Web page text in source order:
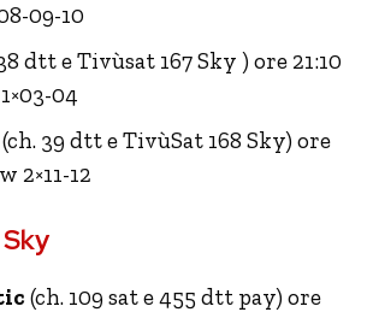
09-10
dtt e Tivùsat 167 Sky ) ore 21:10
04
(ch. 39 dtt e TivùSat 168 Sky) ore
2×11-12
(ch. 109 sat e 455 dtt pay) ore